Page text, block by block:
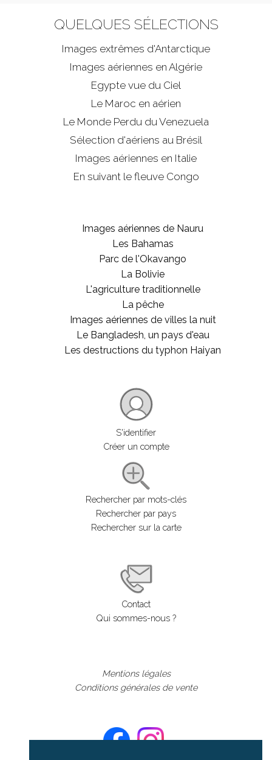
QUELQUES SÉLECTIONS
Images extrêmes d'Antarctique
Images aériennes en Algérie
Egypte vue du Ciel
Le Maroc en aérien
Le Monde Perdu du Venezuela
Sélection d'aériens au Brésil
Images aériennes en Italie
En suivant le fleuve Congo
Images aériennes de Nauru
Les Bahamas
Parc de l'Okavango
La Bolivie
L'agriculture traditionnelle
La pêche
Images aériennes de villes la nuit
Le Bangladesh, un pays d'eau
Les destructions du typhon Haiyan
S'identifier
Créer un compte
Rechercher par mots-clés
Rechercher par pays
Rechercher sur la carte
Contact
Qui sommes-nous ?
Mentions légales
Conditions générales de vente